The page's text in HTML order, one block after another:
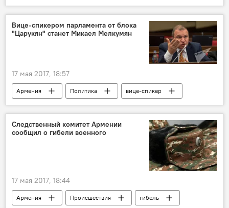
Приговор Пермякову. Как это было?
Вице-спикером парламента от блока
"Царукян" станет Микаел Мелкумян
17 мая 2017, 18:57
Армения Политика
вице-спикер
Назначения и отставки
парламент
блок "Царукян"
Следственный комитет Армении
сообщил о гибели военного
17 мая 2017, 18:44
Армения Происшествия
гибель